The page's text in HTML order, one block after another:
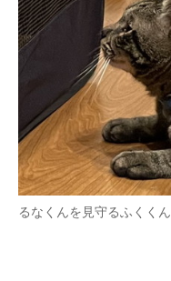
るなくんを見守るふくくん